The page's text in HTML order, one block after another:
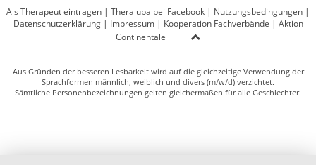
Als Therapeut eintragen | Theralupa bei Facebook | Nutzungsbedingungen |
Datenschutzerklärung| Impressum| Kooperation Fachverbände | Aktion
Continentale
Aus Gründen der besseren Lesbarkeit wird auf die gleichzeitige Verwendung der
Sprachformen männlich, weiblich und divers (m/w/d) verzichtet.
Sämtliche Personenbezeichnungen gelten gleichermaßen für alle Geschlechter.